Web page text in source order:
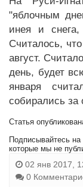
"яблочным
инея и
Считалось,
август.
день, будет
января
собирались
Статья
Подписывайтесь
которые мы не
02 янв 2017,
0